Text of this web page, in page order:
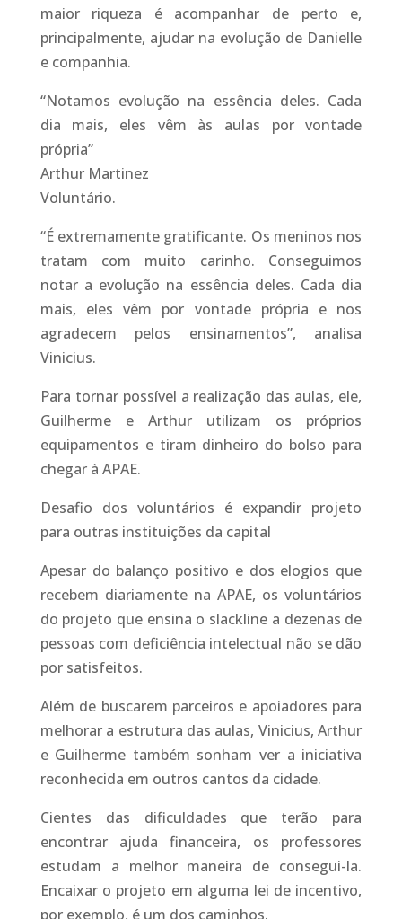
maior riqueza é acompanhar de perto e,
principalmente, ajudar na evolução de Danielle
e companhia.
“Notamos evolução na essência deles. Cada
dia mais, eles vêm às aulas por vontade
própria”
Arthur Martinez
Voluntário.
“É extremamente gratificante. Os meninos nos
tratam com muito carinho. Conseguimos
notar a evolução na essência deles. Cada dia
mais, eles vêm por vontade própria e nos
agradecem pelos ensinamentos”, analisa
Vinicius.
Para tornar possível a realização das aulas, ele,
Guilherme e Arthur utilizam os próprios
equipamentos e tiram dinheiro do bolso para
chegar à APAE.
Desafio dos voluntários é expandir projeto
para outras instituições da capital
Apesar do balanço positivo e dos elogios que
recebem diariamente na APAE, os voluntários
do projeto que ensina o slackline a dezenas de
pessoas com deficiência intelectual não se dão
por satisfeitos.
Além de buscarem parceiros e apoiadores para
melhorar a estrutura das aulas, Vinicius, Arthur
e Guilherme também sonham ver a iniciativa
reconhecida em outros cantos da cidade.
Cientes das dificuldades que terão para
encontrar ajuda financeira, os professores
estudam a melhor maneira de consegui-la.
Encaixar o projeto em alguma lei de incentivo,
por exemplo, é um dos caminhos.